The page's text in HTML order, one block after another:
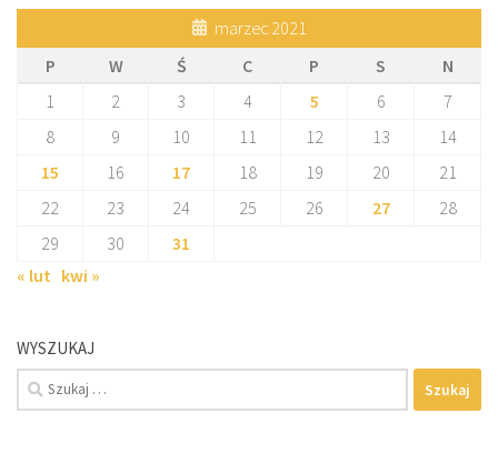
marzec 2021
P
W Ś C P S
N
1
2 3 4 5 6
7
8
9 10 11 12 13
14
15
16 17 18 19 20
21
22
23 24 25 26 27
28
29
30
31
« lut kwi »
WYSZUKAJ
Szukaj: